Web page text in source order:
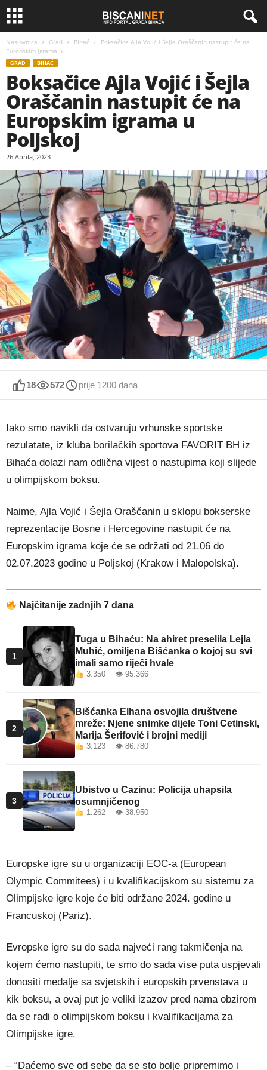
Naslovnica Grad Bihać
Boksačice Ajla Vojić i Šejla Oraščanin nastupit će na
Europskim igrama u...
GRAD BIHAĆ
Boksačice Ajla Vojić i Šejla
Oraščanin nastupit će na
Europskim igrama u
Poljskoj
26 Aprila, 2023
18 572 prije 1200 dana
Iako smo navikli da ostvaruju vrhunske sportske
rezulatate, iz kluba borilačkih sportova FAVORIT BH iz
Bihaća dolazi nam odlična vijest o nastupima koji slijede
u olimpijskom boksu.
Naime, Ajla Vojić i Šejla Oraščanin u sklopu bokserske
reprezentacije Bosne i Hercegovine nastupit će na
Europskim igrama koje će se održati od 21.06 do
02.07.2023 godine u Poljskoj (Krakow i Malopolska).
Najčitanije zadnjih 7 dana
1
Tuga u Bihaću: Na ahiret preselila Lejla
Muhić, omiljena Bišćanka o kojoj su svi
imali samo riječi hvale
3.350 👁 95.366
2
Bišćanka Elhana osvojila društvene
mreže: Njene snimke dijele Toni Cetinski,
Marija Šerifović i brojni mediji
3.123 👁 86.780
3
Ubistvo u Cazinu: Policija uhapsila
osumnjičenog
1.262 👁 38.950
Europske igre su u organizaciji EOC-a (European
Olympic Commitees) i u kvalifikacijskom su sistemu za
Olimpijske igre koje će biti održane 2024. godine u
Francuskoj (Pariz).
Evropske igre su do sada najveći rang takmičenja na
kojem ćemo nastupiti, te smo do sada vise puta uspjevali
donositi medalje sa svjetskih i europskih prvenstava u
kik boksu, a ovaj put je veliki izazov pred nama obzirom
da se radi o olimpijskom boksu i kvalifikacijama za
Olimpijske igre.
– “Daćemo sve od sebe da se sto bolje pripremimo i